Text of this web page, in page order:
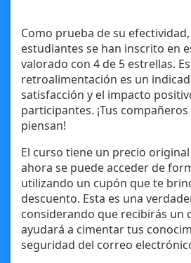
Como prueba de su
estudiantes se han inscrito en
valorado con 4 de 5 estrellas.
retroalimentación es un
satisfacción y el impacto
participantes. ¡Tus
piensan!
El curso tiene un precio original
ahora se puede acceder de
utilizando un cupón que te
descuento. Esta es una
considerando que recibirás un
ayudará a cimentar tus
seguridad del correo